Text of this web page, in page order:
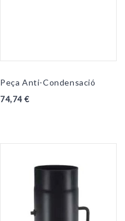
Peça Anti-Condensació
74,74 €